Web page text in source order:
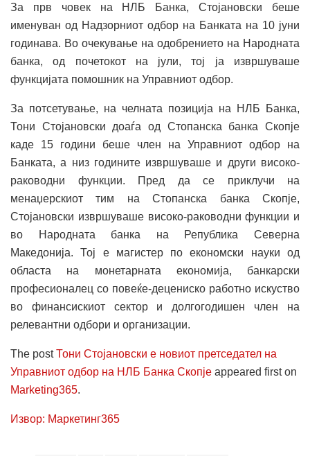
За прв човек на НЛБ Банка, Стојановски беше
именуван од Надзорниот одбор на Банката на 10 јуни
годинава. Во очекување на одобрението на Народната
банка, од почетокот на јули, тој ја извршуваше
функцијата помошник на Управниот одбор.
За потсетување, на челната позиција на НЛБ Банка,
Тони Стојановски доаѓа од Стопанска банка Скопје
каде 15 години беше член на Управниот одбор на
Банката, а низ годините извршуваше и други високо-
раководни функции. Пред да се приклучи на
менаџерскиот тим на Стопанска банка Скопје,
Стојановски извршуваше високо-раководни функции и
во Народната банка на Република Северна
Македонија. Тој е магистер по економски науки од
областа на монетарната економија, банкарски
професионалец со повеќе-децениско работно искуство
во финансискиот сектор и долгогодишен член на
релевантни одбори и организации.
The postТони Стојановски е новиот претседател на
Управниот одбор на НЛБ Банка Скопје appeared first on
Marketing365.
Извор: Маркетинг365